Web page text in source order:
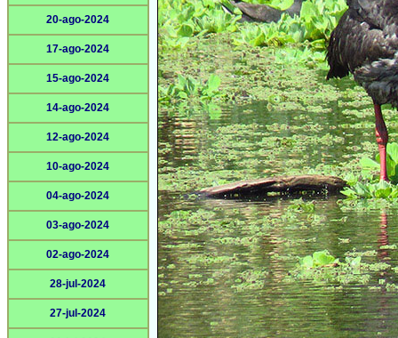
20-ago-2024
17-ago-2024
15-ago-2024
14-ago-2024
12-ago-2024
10-ago-2024
04-ago-2024
03-ago-2024
02-ago-2024
28-jul-2024
27-jul-2024